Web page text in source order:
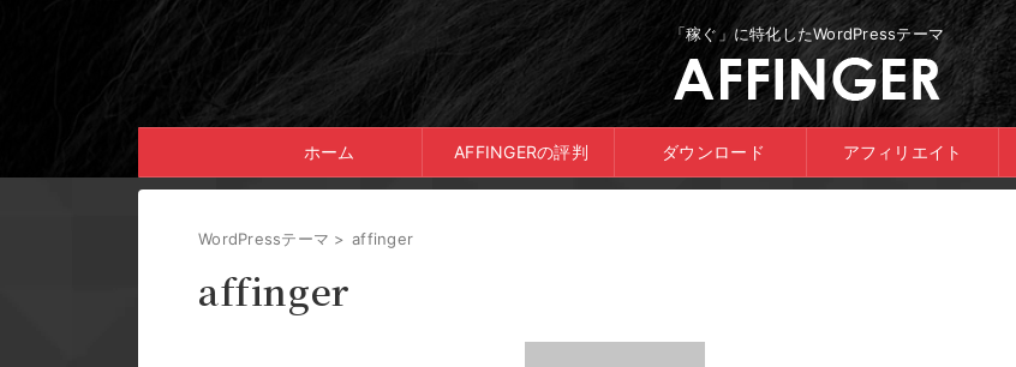
「稼ぐ」に特化したWordPressテーマ
ホーム AFFINGERの評判 ダウンロード アフィリエイト
WordPressテーマ > affinger
affinger